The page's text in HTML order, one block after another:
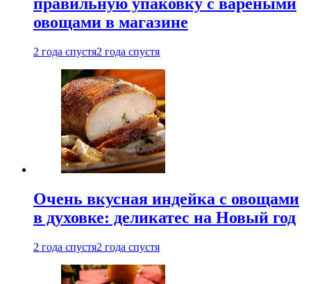
овощами в магазине
2 года спустя2 года спустя
Очень вкусная индейка с овощами
в духовке: деликатес на Новый год
2 года спустя2 года спустя